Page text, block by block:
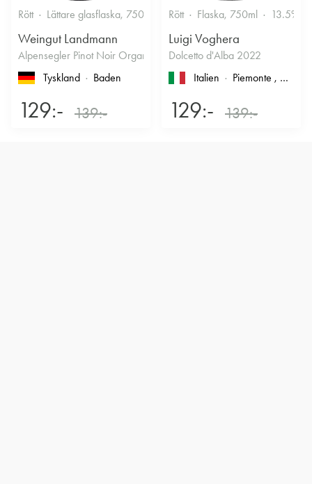
Rött Lättare glasflaska, 750ml 13% Kryddigt & Mustigt
Weingut Landmann
Alpensegler Pinot Noir Organic 2022
Tyskland
Baden
129:- 139:-
Rött Flaska, 750ml 13.5%
Luigi Voghera
Dolcetto d'Alba 2022
Italien
Piemonte , Dolcetto d'Alba
129:- 139:-